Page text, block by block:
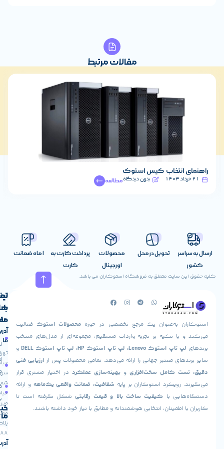
مقالات مرتبط
انتخاب کیس استوک
بدون دیدگاه مطالعه
تحویل در محل
محصولات
پرداخت کارت به
کارت
1 ماه ضمانت
سایت متعلق به فروشگاه استوکاران می باشد.
مفید
کاربری
ارسال
سفارش
فروشگاه
اصلی
درباره
ما
تماس
با ما
خبرنامه
به‌عنوان یک مرجع تخصصی در حوزهمحصولات استوکفعالیت
تکیه بر تجربه واردات مستقیم، مجموعه‌ای از مدل‌های منتخب
لپ تاپ استوک Lenovo، لپ تاپ استوک HP، لپ تاپ استوک DELL
و
معتبر جهانی را ارائه می‌دهد. تمامی محصولات پس ازارزیابی فنی
کامل سخت‌افزاریو بهینه‌سازی عملکرددر اختیار مشتری قرار
رویکرد استوکاران بر پایهشفافیت، ضمانت واقعی یک‌ماههو ارائه
باکیفیت ساخت بالا و قیمت رقابتی شکل گرفته است تا
اطمینان، انتخابی هوشمندانه و مطابق با نیاز خود داشته باشند.
ما
ما
تهران،
خیابان
سهروردی
شمالی،
خیابان